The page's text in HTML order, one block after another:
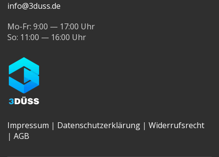
info@3duss.de
Mo-Fr: 9:00 — 17:00 Uhr
So: 11:00 — 16:00 Uhr
Impressum | Datenschutzerklärung | Widerrufsrecht
| AGB